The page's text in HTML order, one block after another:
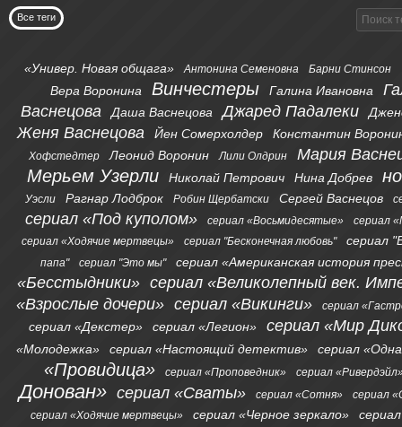
Все теги
«Универ. Новая общага» Антонина Семеновна Барни Стинсон
Вера Воронина Винчестеры Галина Ивановна
Васнецова
Даша Васнецова Джаред Падалеки
Женя Васнецова Йен Сомерхолдер Константин
Хофстедтер Леонид Воронин Лили Олдрин Мария
Мерьем Узерли Николай Петрович Нина Добрев
Уэсли Рагнар Лодброк Робин Щербатски Сергей Васнецов
сериал «Под куполом» сериал «Восьмидесятые»
сериал
сериал «Ходячие мертвецы»
сериал "Бесконечная любовь" сериал
папа" сериал "Это мы" сериал «Американская история
«Бесстыдники» сериал «Великолепный век.
«Взрослые дочери» сериал «Викинги» сериал
сериал «Декстер» сериал «Легион» сериал «Мир
«Молодежка» сериал «Настоящий детектив» сериал
«Провидица» сериал «Проповедник» сериал
Донован» сериал «Сваты» сериал «Сотня»
сериал
сериал «Ходячие мертвецы»
сериал «Черное зеркало»